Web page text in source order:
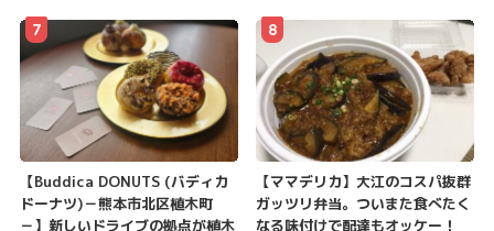
【Buddica DONUTS (バディカ
ドーナツ)－熊本市北区植木町
－】新しいドライブの拠点が植木
7
【ママデリカ】大江のコスパ抜群
ガッツリ弁当。ついまた食べたく
なる味付けで配達もオッケー！
8